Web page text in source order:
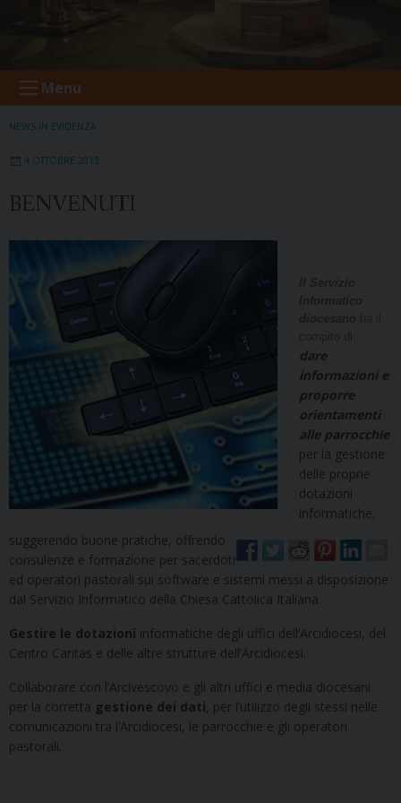
Menu
NEWS IN EVIDENZA
4 OTTOBRE 2013
BENVENUTI
dare
informazioni e
proporre
orientamenti
alle parrocchie
per la gestione
delle proprie
dotazioni
informatiche,
suggerendo buone pratiche, offrendo
consulenze e formazione per sacerdoti
ed operatori pastorali sui software e sistemi messi a disposizione
dal Servizio Informatico della Chiesa Cattolica Italiana.
Gestire le dotazioni informatiche degli uffici dell’Arcidiocesi, del
Centro Caritas e delle altre strutture dell’Arcidiocesi.
Collaborare con l’Arcivescovo e gli altri uffici e media diocesani
per la corretta gestione dei dati , per l’utilizzo degli stessi nelle
comunicazioni tra l’Arcidiocesi, le parrocchie e gli operatori
pastorali.